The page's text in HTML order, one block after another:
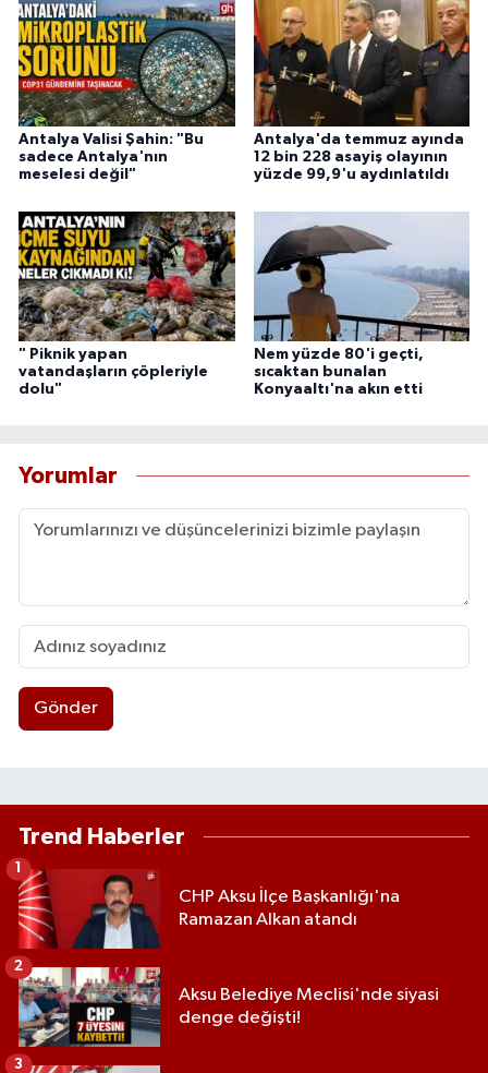
Antalya Valisi Şahin: "Bu
sadece Antalya'nın
meselesi değil"
Antalya'da temmuz ayında
12 bin 228 asayiş olayının
yüzde 99,9'u aydınlatıldı
" Piknik yapan
vatandaşların çöpleriyle
dolu"
Nem yüzde 80'i geçti,
sıcaktan bunalan
Konyaaltı'na akın etti
Yorumlar
Gönder
Trend Haberler
CHP Aksu İlçe Başkanlığı'na
Ramazan Alkan atandı
1
Aksu Belediye Meclisi'nde siyasi
denge değişti!
2
3